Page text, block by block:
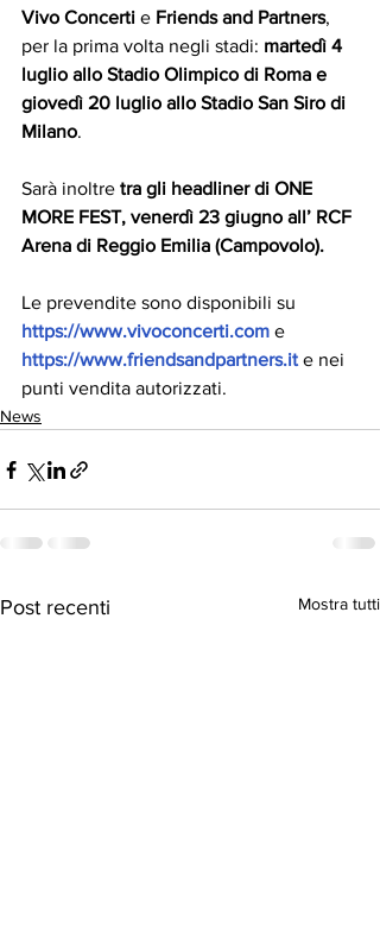
Vivo Concerti e Friends and Partners,
per la prima volta negli stadi: martedì 4
luglio allo Stadio Olimpico di Roma e
giovedì 20 luglio allo Stadio San Siro di
Milano.
Sarà inoltre tra gli headliner di ONE
MORE FEST, venerdì 23 giugno all’ RCF
Arena di Reggio Emilia (Campovolo).
Le prevendite sono disponibili su
https://www.vivoconcerti.com e
https://www.friendsandpartners.it e nei
punti vendita autorizzati.
News
Post recenti Mostra tutti